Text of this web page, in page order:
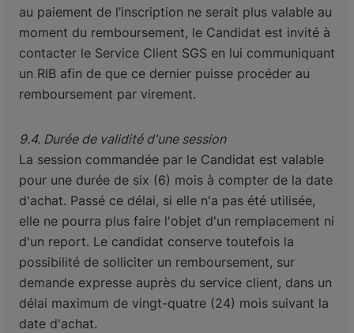
au paiement de l’inscription ne serait plus valable au
moment du remboursement, le Candidat est invité à
contacter le Service Client SGS en lui communiquant
un RIB afin de que ce dernier puisse procéder au
remboursement par virement.
9.4. Durée de validité d'une session
La session commandée par le Candidat est valable
pour une durée de six (6) mois à compter de la date
d'achat. Passé ce délai, si elle n'a pas été utilisée,
elle ne pourra plus faire l'objet d'un remplacement ni
d'un report. Le candidat conserve toutefois la
possibilité de solliciter un remboursement, sur
demande expresse auprès du service client, dans un
délai maximum de vingt-quatre (24) mois suivant la
date d'achat.